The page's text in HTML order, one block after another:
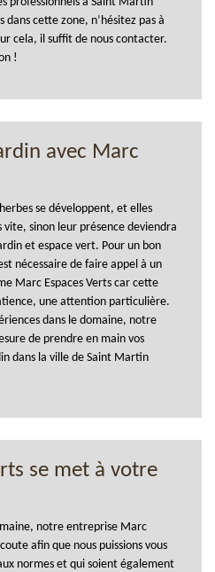
dans cette zone, n’hésitez pas à
cela, il suffit de nous contacter.
!
avec Marc
se développent, et elles
sinon leur présence deviendra
et espace vert. Pour un bon
nécessaire de faire appel à un
Marc Espaces Verts car cette
une attention particulière.
dans le domaine, notre
de prendre en main vos
dans la ville de Saint Martin
se met à votre
notre entreprise Marc
afin que nous puissions vous
normes et qui soient également